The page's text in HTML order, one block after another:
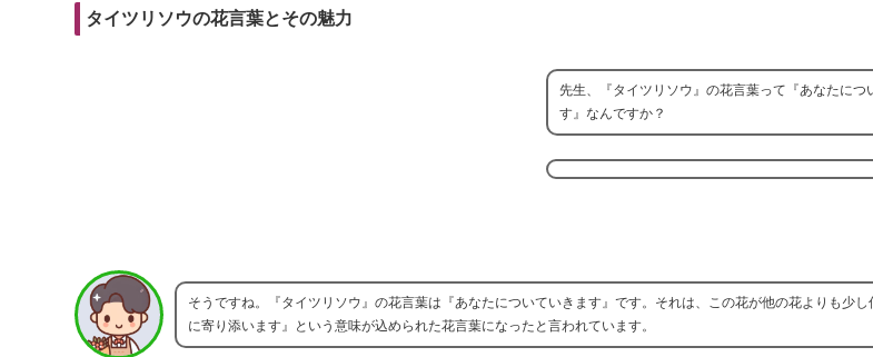
タイツリソウの花言葉とその魅力
先生、『タイツリソウ』の花言葉って『あなたにつ
す』なんですか？
そうですね。『タイツリソウ』の花言葉は『あなたについていきます』です。それは、この花が他の花よりも少
に寄り添います』という意味が込められた花言葉になったと言われています。